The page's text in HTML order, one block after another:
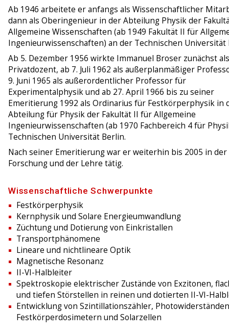
Ab 1946 arbeitete er anfangs als Wissenschaftlicher
dann als Oberingenieur in der Abteilung Physik der
Allgemeine Wissenschaften (ab 1949 Fakultät II für
Ingenieurwissenschaften) an der Technischen Universität
Ab 5. Dezember 1956 wirkte Immanuel Broser zunächst als
Privatdozent, ab 7. Juli 1962 als außerplanmäßiger
9. Juni 1965 als außerordentlicher Professor für
Experimentalphysik und ab 27. April 1966 bis zu seiner
Emeritierung 1992 als Ordinarius für Festkörperphysik in
Abteilung für Physik der Fakultät II für Allgemeine
Ingenieurwissenschaften (ab 1970 Fachbereich 4 für
Technischen Universität Berlin.
Nach seiner Emeritierung war er weiterhin bis 2005 in der
Forschung und der Lehre tätig.
Wissenschaftliche Schwerpunkte
Festkörperphysik
Kernphysik und Solare Energieumwandlung
Züchtung und Dotierung von Einkristallen
Transportphänomene
Lineare und nichtlineare Optik
Magnetische Resonanz
II-VI-Halbleiter
Spektroskopie elektrischer Zustände von Exzitonen,
und tiefen Störstellen in reinen und dotierten II-VI-
Entwicklung von Szintillationszähler,
Festkörperdosimetern und Solarzellen